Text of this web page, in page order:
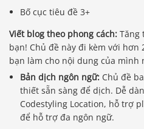
Bố cục tiêu đề 3+
Viết blog theo phong cách: Tăng
bạn! Chủ đề này đi kèm với hơn
bạn làm cho nội dung của
Bản dịch ngôn ngữ: Chủ đề
thiết sẵn sàng để dịch. Dễ
Codestyling Location, hỗ trợ
để hỗ trợ đa ngôn ngữ.